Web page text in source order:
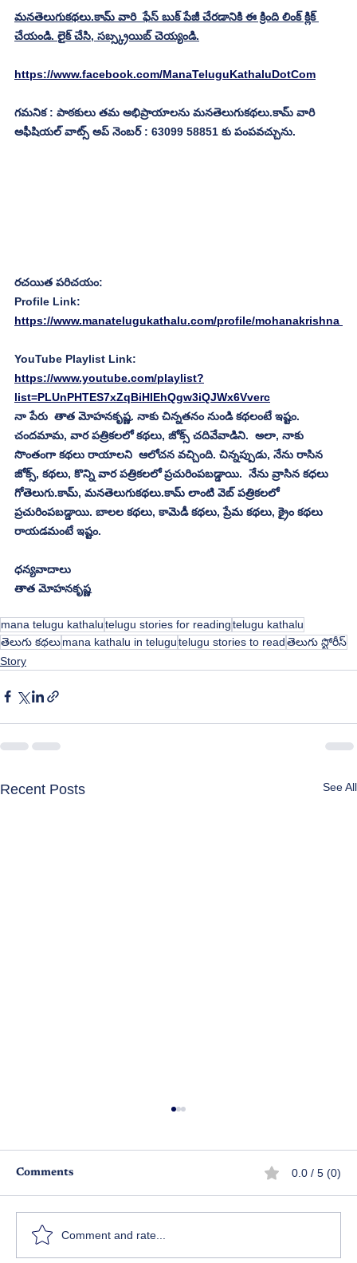
మనతెలుగుకథలు.కామ్ వారి  ఫేస్ బుక్ పేజీ చేరడానికి ఈ క్రింది లింక్ క్లిక్
చేయండి. లైక్ చేసి, సబ్స్క్రయిబ్ చెయ్యండి.
https://www.facebook.com/ManaTeluguKathaluDotCom
గమనిక : పాఠకులు తమ అభిప్రాయాలను మనతెలుగుకథలు.కామ్ వారి
అఫీషియల్ వాట్స్ అప్ నెంబర్ : 63099 58851 కు పంపవచ్చును.
రచయిత పరిచయం:
Profile Link:
https://www.manatelugukathalu.com/profile/mohanakrishna
YouTube Playlist Link:
https://www.youtube.com/playlist?
list=PLUnPHTES7xZqBiHIEhQgw3iQJWx6Vverc
నా పేరు  తాత మోహనకృష్ణ. నాకు చిన్నతనం నుండి కథలంటే ఇష్టం.
చందమామ, వార పత్రికలలో కథలు, జోక్స్ చదివేవాడిని.  అలా, నాకు
సొంతంగా కథలు రాయాలని  ఆలోచన వచ్చింది. చిన్నప్పుడు, నేను రాసిన
జోక్స్, కథలు, కొన్ని వార పత్రికలలో ప్రచురింపబడ్డాయి.  నేను వ్రాసిన కధలు
గోతెలుగు.కామ్, మనతెలుగుకథలు.కామ్ లాంటి వెబ్ పత్రికలలో
ప్రచురింపబడ్డాయి. బాలల కథలు, కామెడీ కథలు, ప్రేమ కథలు, క్రైం కథలు
రాయడమంటే ఇష్టం.
ధన్యవాదాలు
తాత మోహనకృష్ణ
mana telugu kathalutelugu stories for readingtelugu kathalu
తెలుగు కథలుmana kathalu in telugutelugu stories to readతెలుగు స్టోరీస్
Story
Recent Posts See All
Comments 0.0 / 5 (0)
Comment and rate...